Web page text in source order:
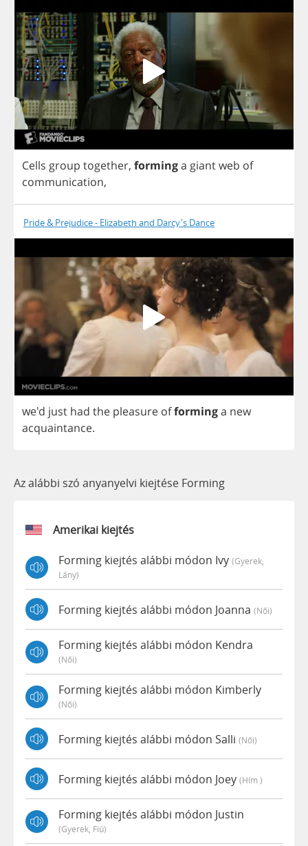
Cells group together, forminga giantweb of
communication,
Pride & Prejudice - Elizabeth and Darcy's Dance
we'd just had the pleasure offorminga new
acquaintance.
Az alábbi szó anyanyelvi kiejtése Forming
Amerikai kiejtés
Forming kiejtés alábbi módon Ivy (gyerek,
Lány)
Forming kiejtés alábbi módon Joanna (női)
Forming kiejtés alábbi módon Kendra
(női)
Forming kiejtés alábbi módon Kimberly
(női)
Forming kiejtés alábbi módon Salli (női)
Forming kiejtés alábbi módon Joey (hím )
Forming kiejtés alábbi módon Justin
(gyerek, Fiú)